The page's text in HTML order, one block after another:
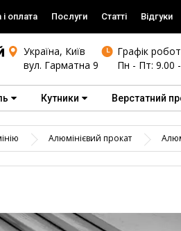
оплата Послуги Статті Відгуки
Україна, Київ
вул. Гарматна 9
Графік
Пн - Пт: 9.00
Кутники Верстатний
Алюмінієвий прокат